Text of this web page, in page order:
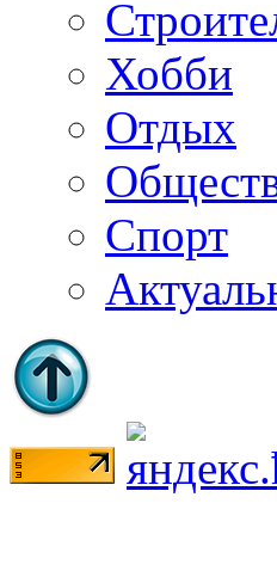
Хобби
Отдых
Спорт